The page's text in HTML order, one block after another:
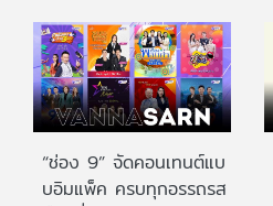
“ช่อง 9” จัดคอนเทนต์แบ
บอิมแพ็ค ครบทุกอรรถรส